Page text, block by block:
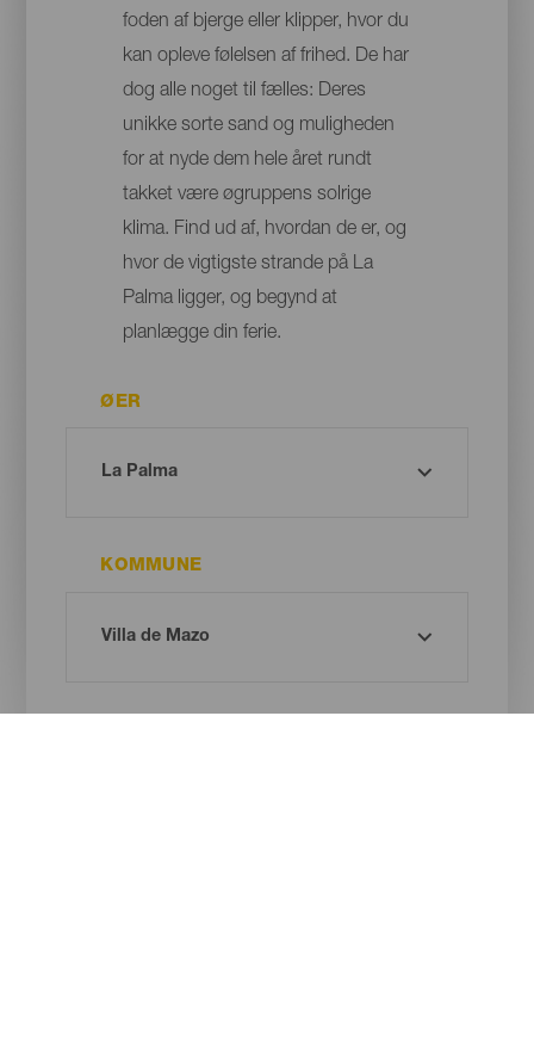
foden af bjerge eller klipper, hvor du
kan opleve følelsen af frihed. De har
dog alle noget til fælles: Deres
unikke sorte sand og muligheden
for at nyde dem hele året rundt
takket være øgruppens solrige
klima. Find ud af, hvordan de er, og
hvor de vigtigste strande på La
Palma ligger, og begynd at
planlægge din ferie.
ØER
KOMMUNE